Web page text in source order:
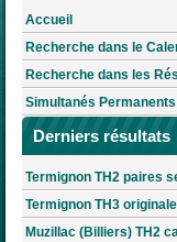
Accueil
Recherche dans le
Recherche dans les
Simultanés
Derniers résultats
Termignon TH2 paires
Termignon TH3
Muzillac (Billiers) TH2